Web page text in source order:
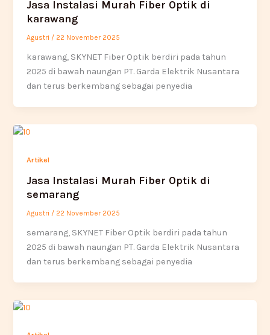
Jasa Instalasi Murah Fiber Optik di
karawang
Agustri / 22 November 2025
karawang, SKYNET Fiber Optik berdiri pada tahun
2025 di bawah naungan PT. Garda Elektrik Nusantara
dan terus berkembang sebagai penyedia
Artikel
Jasa Instalasi Murah Fiber Optik di
semarang
Agustri / 22 November 2025
semarang, SKYNET Fiber Optik berdiri pada tahun
2025 di bawah naungan PT. Garda Elektrik Nusantara
dan terus berkembang sebagai penyedia